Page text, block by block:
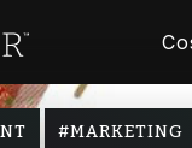
MARKETING